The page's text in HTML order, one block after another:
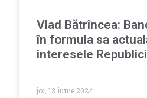
Vlad Bătrîncea:
în formula sa
interesele
joi, 13 iunie 2024